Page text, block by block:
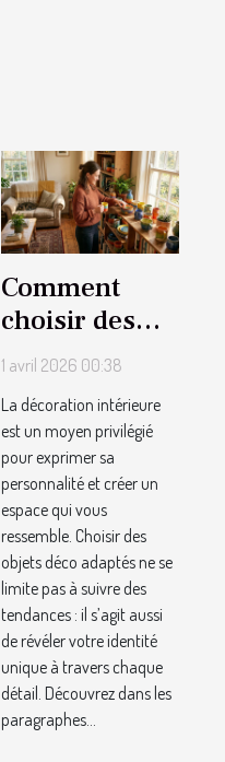
Comment
choisir des
objets déco
votre
personnalité
unique ?
1 avril 2026 00:38
La décoration intérieure
est un moyen privilégié
pour exprimer sa
personnalité et créer un
espace qui vous
ressemble. Choisir des
objets déco adaptés ne se
limite pas à suivre des
tendances : il s’agit aussi
de révéler votre identité
unique à travers chaque
détail. Découvrez dans les
paragraphes...